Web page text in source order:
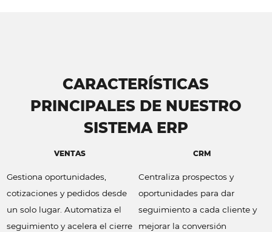
CARACTERÍSTICAS
PRINCIPALES DE NUESTRO
SISTEMA ERP
VENTAS
Gestiona oportunidades,
cotizaciones y pedidos desde
un solo lugar. Automatiza el
seguimiento y acelera el cierre
CRM
Centraliza prospectos y
oportunidades para dar
seguimiento a cada cliente y
mejorar la conversión